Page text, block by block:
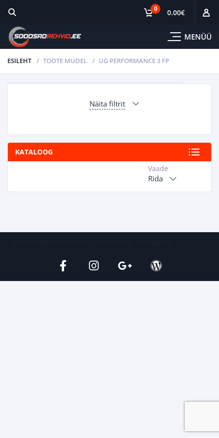
MENÜÜ
0 0.00€
ESILEHT TOOTE MUDEL UG PERFORMANCE 3 FP
Näita filtrit
KATALOOG
Vaade
Rida